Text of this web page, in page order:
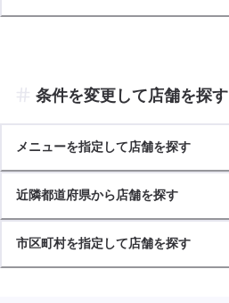
条件を変更して店舗を探す
メニューを指定して店舗を探す
近隣都道府県から店舗を探す
市区町村を指定して店舗を探す